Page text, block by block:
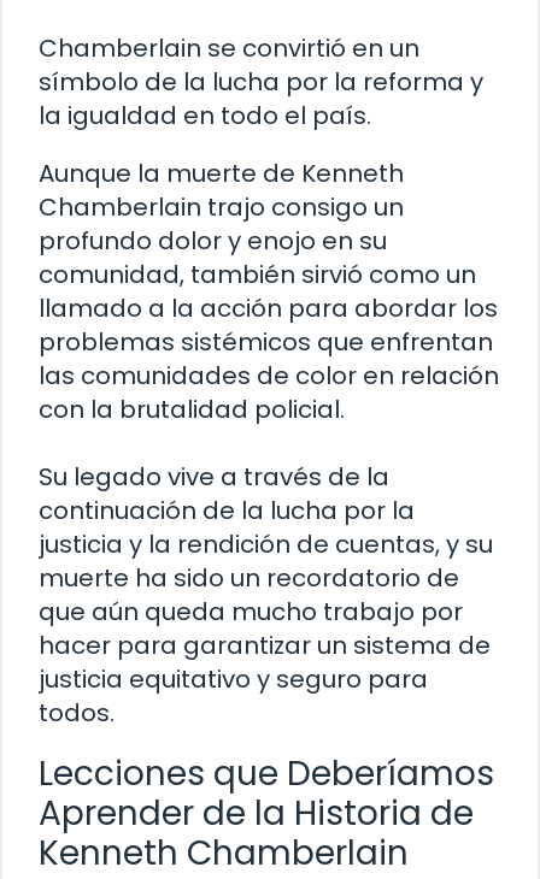
Chamberlain se convirtió en un
símbolo de la lucha por la reforma y
la igualdad en todo el país.
Aunque la muerte de Kenneth
Chamberlain trajo consigo un
profundo dolor y enojo en su
comunidad, también sirvió como un
llamado a la acción para abordar los
problemas sistémicos que enfrentan
las comunidades de color en relación
con la brutalidad policial.
Su legado vive a través de la
continuación de la lucha por la
justicia y la rendición de cuentas, y su
muerte ha sido un recordatorio de
que aún queda mucho trabajo por
hacer para garantizar un sistema de
justicia equitativo y seguro para
todos.
Lecciones que Deberíamos
Aprender de la Historia de
Kenneth Chamberlain